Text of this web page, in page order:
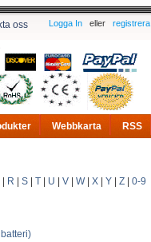
oss Logga In eller registrera
Webbkarta RSS
R S T U V W| X Y Z 0-9